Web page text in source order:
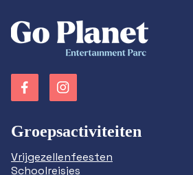
Groepsactiviteiten
Vrijgezellenfeesten
Schoolreisjes